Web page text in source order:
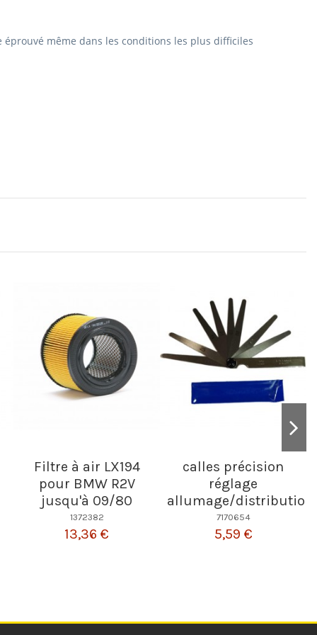
éprouvé même dans les conditions les plus difficiles
Filtre à air LX194
pour BMW R2V
jusqu'à 09/80
1372382
13,36 €
calles précision
réglage
allumage/distribution
7170654
5,59 €